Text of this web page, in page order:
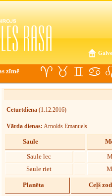
zīmē
Ceturtdiena (1.12.2016)
Vārda dienas: Arnolds Emanuels
Saule
Saule lec
Saule riet
Planēta Ceļš